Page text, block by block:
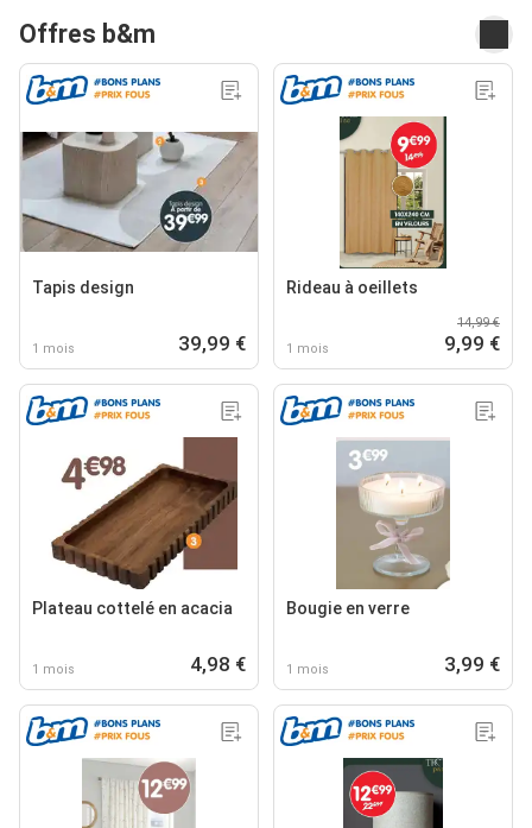
Offres b&m
Tapis design
1 mois 39,99 €
Rideau à oeillets
1 mois
14,99 €
9,99 €
Plateau cottelé en acacia
1 mois 4,98 €
Bougie en verre
1 mois 3,99 €